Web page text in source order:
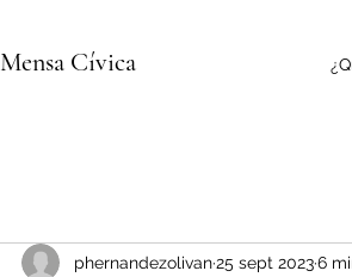
Mensa Cívica
phernandezolivan25 sept 20236